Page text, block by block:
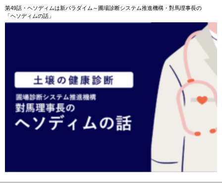
第49話・ヘソディムは新パラダイム～圃場診断システム推進機構・對馬理事長の
「ヘソディムの話」